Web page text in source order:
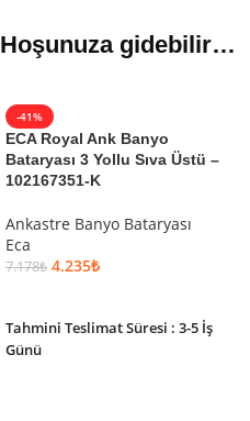
Hoşunuza gidebilir…
-41%
ECA Royal Ank Banyo
Bataryası 3 Yollu Sıva Üstü –
102167351-K
Ankastre Banyo Bataryası
Eca
7.178₺ 4.235₺
Tahmini Teslimat Süresi : 3-5 İş
Günü